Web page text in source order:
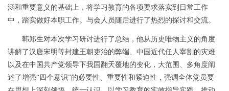
涵和重要意义的基础上，将学习教育的各项要求落实到日常工作
中，踏实做好本职工作。与会人员随后进行了热烈的探讨和交流。
韩郑生对本次学习研讨进行了总结，他从历史唯物主义的角度
讲解了汉唐宋明等封建王朝吏治的弊端、中国近代任人宰割的灾难
以及在中国共产党领导下我国翻天覆地的变化，大范围、多角度阐
述了增强“四个意识”的必要性、重要性和紧迫性，强调全体党员要